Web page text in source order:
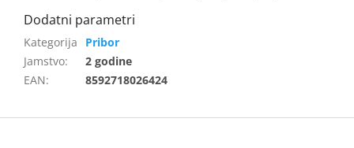
Pribor
Jamstvo:
2 godine
EAN: 8592718026424
F